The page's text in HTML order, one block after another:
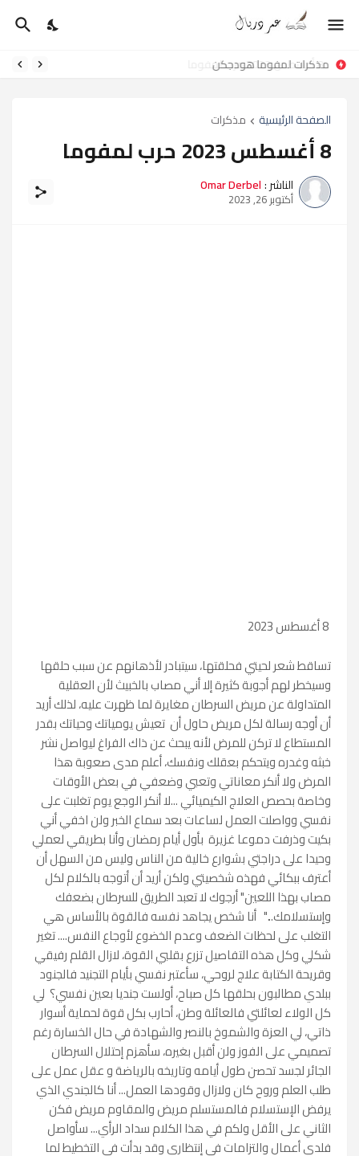
مذكرات لمفوما هودجكن
الصفحة الرئيسية مذكرات
8 أغسطس 2023 حرب لمفوما
الناشر :Omar Derbel
أكتوبر 26, 2023
تساقط شعر لحيتي فحلقتها، سيتبادر لأذهانهم عن سبب حلقها
وسيخطر لهم أجوبة كثيرة إلا أني مصاب بالخبيث لأن العقلية
المتداولة عن مريض السرطان مغايرة لما ظهرت عليه، لذلك أريد
أن أوجه رسالة لكل مريض حاول أن تعيش يومياتك وحياتك بقدر
المستطاع لا تركن للمرض لأنه يبحث عن ذاك الفراغ ليواصل نشر
خبثه وغدره ويتحكم بعقلك ونفسك، أعلم مدى صعوبة هذا
المرض ولا أنكر معاناتي وتعبي وضعفي في بعض الأوقات
وخاصة بحصص العلاج الكيميائي ...لا أنكر الوجع يوم تغلبت على
نفسي وواصلت العمل لساعات بعد سماع الخبر ولن اخفي أني
بكيت وذرفت دموعا غزيرة بأول أيام رمضان وأنا بطريقي لعملي
وحيدا على دراجتي بشوارع خالية من الناس وليس من السهل أن
أعترف ببكائي فهذه شخصيتي ولكن أريد أن أتوجه بالكلام لكل
مصاب بهذا اللعين" أرجوك لا تعبد الطريق للسرطان بضعفك
وإستسلامك..." أنا شخص يجاهد نفسه فالقوة بالأساس هي
التغلب على لحظات الضعف وعدم الخضوع لأوجاع النفس.... تغير
شكلي وكل هذه التفاصيل تزرع بقلبي القوة، لازال القلم رفيقي
وقريحة الكتابة علاج لروحي، سأعتبر نفسي بأيام التجنيد فالجنود
ببلدي مطالبون بحلقها كل صباح، أولست جنديا بعين نفسي؟ لي
كل الولاء لعائلتي فالعائلة وطن، أحارب بكل قوة لحماية أسوار
ذاتي، لي العزة والشموخ بالنصر والشهادة في حال الخسارة رغم
تصميمي على الفوز ولن أقبل بغيره، سأهزم إحتلال السرطان
الجائر لجسد تحصن طول أيامه وتاريخه بالرياضة و عقل عمل على
طلب العلم وروح كان ولازال وقودها العمل... أنا كالجندي الذي
يرفض الإستسلام فالمستسلم مريض والمقاوم مريض فكن
الثاني على الأقل ولكم في هذا الكلام سداد الرأي... سأواصل
فلدي أعمال والتزامات في إنتظاري وقد بدأت في التخطيط لما